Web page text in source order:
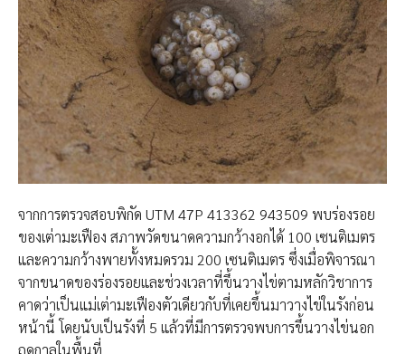
จากการตรวจสอบพิกัด UTM 47P 413362 943509 พบร่องรอย
ของเต่ามะเฟือง สภาพวัดขนาดความกว้างอกได้ 100 เซนติเมตร
และความกว้างพายทั้งหมดรวม 200 เซนติเมตร ซึ่งเมื่อพิจารณา
จากขนาดของร่องรอยและช่วงเวลาที่ขึ้นวางไข่ตามหลักวิชาการ
คาดว่าเป็นแม่เต่ามะเฟืองตัวเดียวกับที่เคยขึ้นมาวางไข่ในรังก่อน
หน้านี้ โดยนับเป็นรังที่ 5 แล้วที่มีการตรวจพบการขึ้นวางไข่นอก